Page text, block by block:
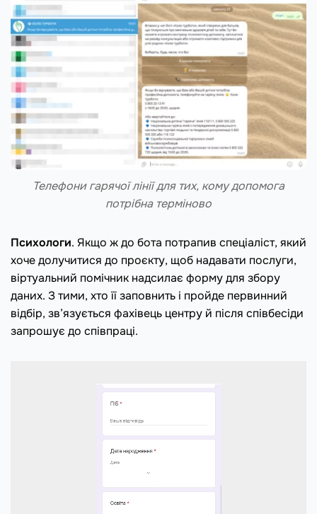
Телефони гарячої лінії для тих, кому допомога
потрібна терміново
Психологи. Якщо ж до бота потрапив спеціаліст, який
хоче долучитися до проєкту, щоб надавати послуги,
віртуальний помічник надсилає форму для збору
даних. З тими, хто її заповнить і пройде первинний
відбір, зв’язується фахівець центру й після співбесіди
запрошує до співпраці.